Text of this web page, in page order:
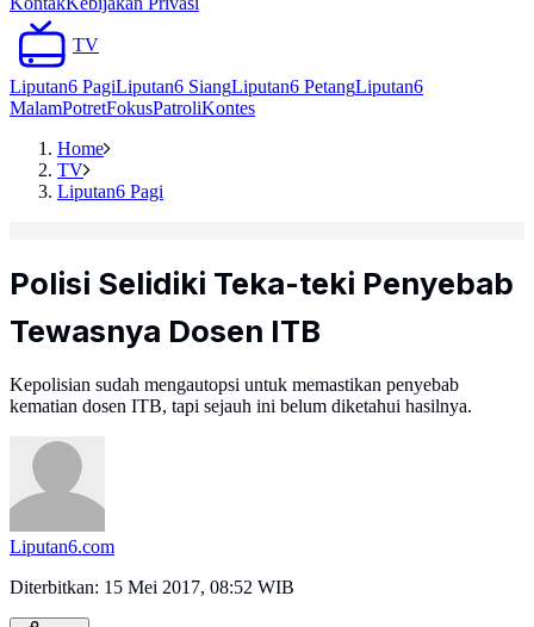
TV
Liputan6 PagiLiputan6 SiangLiputan6 PetangLiputan6
MalamPotretFokusPatroliKontes
Home
TV
Liputan6 Pagi
Polisi Selidiki Teka-teki Penyebab
Tewasnya Dosen ITB
Kepolisian sudah mengautopsi untuk memastikan penyebab
kematian dosen ITB, tapi sejauh ini belum diketahui hasilnya.
Liputan6.com
Diterbitkan: 15 Mei 2017, 08:52 WIB